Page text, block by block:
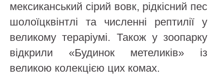
мексиканський сірий вовк, рідкісний пес
шолоїцквінтлі та численні рептилії у
великому тераріумі. Також у зоопарку
відкрили «Будинок метеликів» із
великою колекцією цих комах.